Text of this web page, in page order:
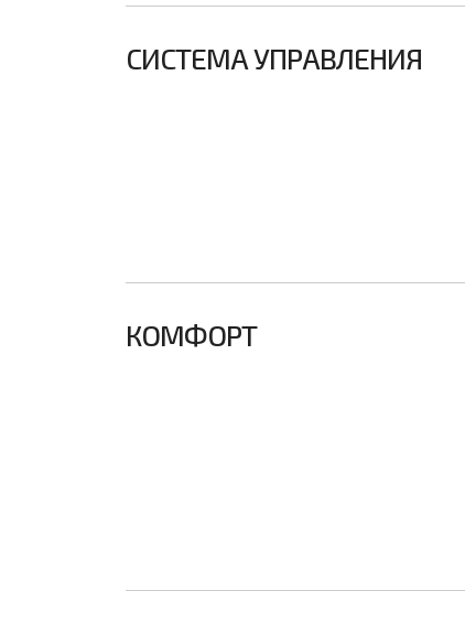
СИСТЕМА УПРАВЛЕНИЯ
КОМФОРТ